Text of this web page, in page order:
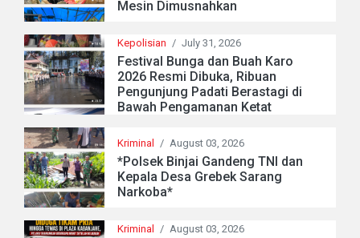
Mesin Dimusnahkan
Kepolisian / July 31, 2026
Festival Bunga dan Buah Karo
2026 Resmi Dibuka, Ribuan
Pengunjung Padati Berastagi di
Bawah Pengamanan Ketat
Kriminal / August 03, 2026
*Polsek Binjai Gandeng TNI dan
Kepala Desa Grebek Sarang
Narkoba*
Kriminal / August 03, 2026